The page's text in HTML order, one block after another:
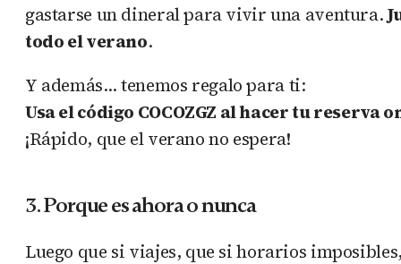
gastarse un dineral para vivir una aventura.
todo el verano.
Y además… tenemos regalo para ti:
Usa el código COCOZGZ al hacer tu reserva
¡Rápido, que el verano no espera!
3. Porque es ahora o nunca
Luego que si viajes, que si horarios